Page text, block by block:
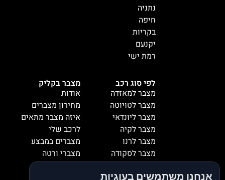
מצבר בקליק
אודות
מחירון מצברים
איזה מצבר מתאים
לרכב שלי
מצברים במבצע
מצברי ורטה
מצברי שנפ
לפי סוג רכב
מצבר למאזדה
מצבר לטויוטה
מצבר ליונדאי
מצבר לקיה
מצבר לרנו
מצבר לסקודה
מצבר למיציבושי
מצבר לסובארו
נתניה
חיפה
בקריות
יקנעם
רמת ישי
אנחנו משתמשים בעוגיות